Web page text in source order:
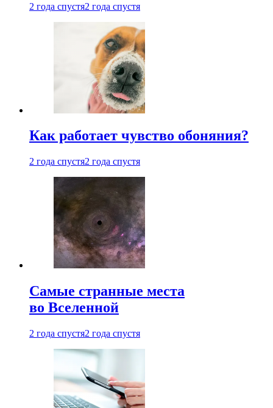
2 года спустя2 года спустя
Как работает чувство обоняния?
2 года спустя2 года спустя
Самые странные места
во Вселенной
2 года спустя2 года спустя